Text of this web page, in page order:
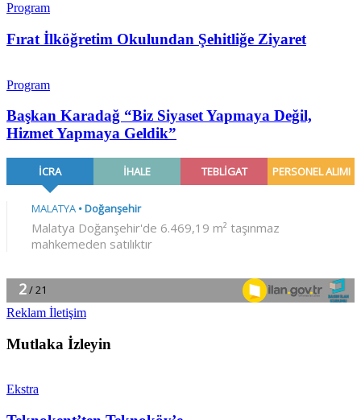
Program
Fırat İlköğretim Okulundan Şehitliğe Ziyaret
Program
Başkan Karadağ “Biz Siyaset Yapmaya Değil,
Hizmet Yapmaya Geldik”
Reklam İletişim
Mutlaka İzleyin
Ekstra